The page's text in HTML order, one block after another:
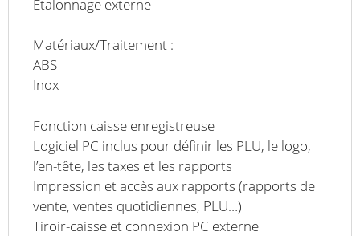
Étalonnage externe
Matériaux/Traitement :
ABS
Inox
Fonction caisse enregistreuse
Logiciel PC inclus pour définir les PLU, le logo,
l’en-tête, les taxes et les rapports
Impression et accès aux rapports (rapports de
vente, ventes quotidiennes, PLU…)
Tiroir-caisse et connexion PC externe